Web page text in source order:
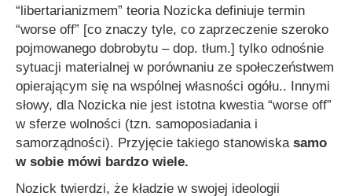
“libertarianizmem” teoria Nozicka definiuje termin
“worse off” [co znaczy tyle, co zaprzeczenie szeroko
pojmowanego dobrobytu – dop. tłum.] tylko odnośnie
sytuacji materialnej w porównaniu ze społeczeństwem
opierającym się na wspólnej własności ogółu.. Innymi
słowy, dla Nozicka nie jest istotna kwestia “worse off”
w sferze wolności (tzn. samoposiadania i
samorządności). Przyjęcie takiego stanowiska samo
w sobie mówi bardzo wiele.
Nozick twierdzi, że kładzie w swojej ideologii